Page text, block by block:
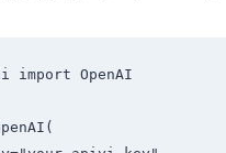
import OpenAI